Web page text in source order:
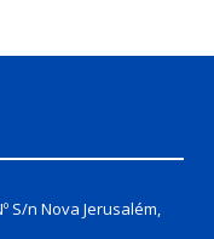
S/n Nova Jerusalém,